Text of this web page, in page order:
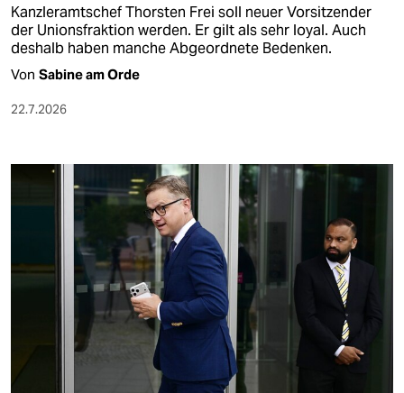
Kanzleramtschef Thorsten Frei soll neuer Vorsitzender
der Unionsfraktion werden. Er gilt als sehr loyal. Auch
deshalb haben manche Abgeordnete Bedenken.
Von Sabine am Orde
22.7.2026